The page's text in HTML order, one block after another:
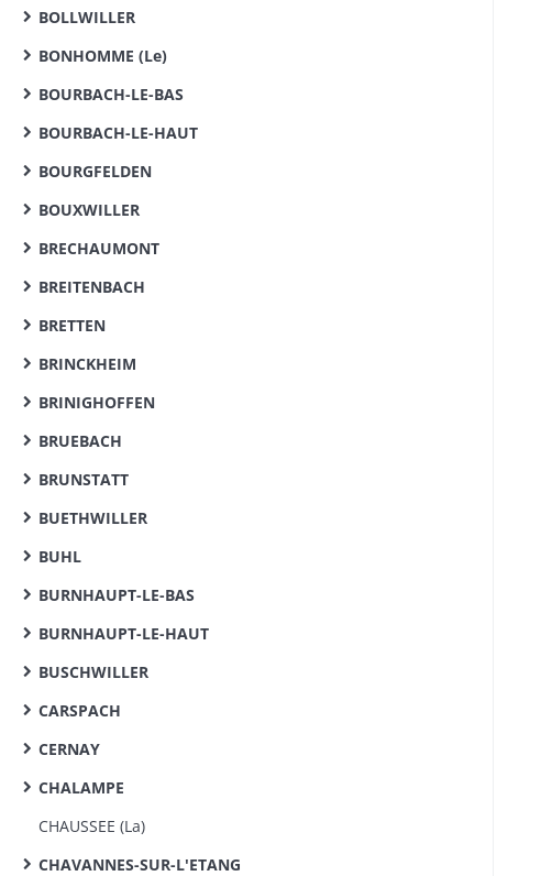
BOLLWILLER
BONHOMME (Le)
BOURBACH-LE-BAS
BOURBACH-LE-HAUT
BOURGFELDEN
BOUXWILLER
BRECHAUMONT
BREITENBACH
BRETTEN
BRINCKHEIM
BRINIGHOFFEN
BRUEBACH
BRUNSTATT
BUETHWILLER
BUHL
BURNHAUPT-LE-BAS
BURNHAUPT-LE-HAUT
BUSCHWILLER
CARSPACH
CERNAY
CHALAMPE
CHAUSSEE (La)
CHAVANNES-SUR-L'ETANG